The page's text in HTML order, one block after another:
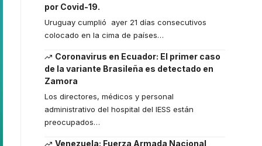
por Covid-19.
Uruguay cumplió ayer 21 días consecutivos
colocado en la cima de países…
Coronavirus en Ecuador: El primer caso
de la variante Brasileña es detectado en
Zamora
Los directores, médicos y personal
administrativo del hospital del IESS están
preocupados…
Venezuela: Fuerza Armada Nacional